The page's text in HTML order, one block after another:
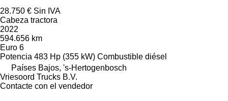
28.750 € Sin IVA
Cabeza tractora
2022
594.656 km
Euro 6
Potencia 483 Hp (355 kW) Combustible diésel
Países Bajos, 's-Hertogenbosch
Vriesoord Trucks B.V.
Contacte con el vendedor